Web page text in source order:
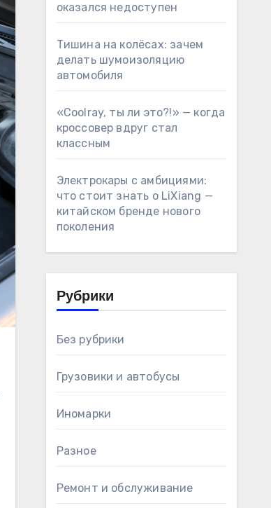
оказался недоступен
Тишина на колёсах: зачем
делать шумоизоляцию
автомобиля
«Coolray, ты ли это?!» — когда
кроссовер вдруг стал
классным
Электрокары с амбициями:
что стоит знать о LiXiang —
китайском бренде нового
поколения
Рубрики
Без рубрики
Грузовики и автобусы
Иномарки
Разное
Ремонт и обслуживание